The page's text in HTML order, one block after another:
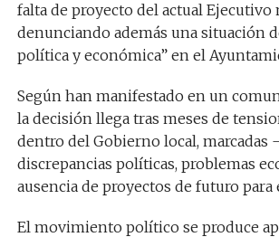
falta de proyecto del actual Ejecutivo
denunciando además una situación
política y económica” en el
Según han manifestado en un
la decisión llega tras meses de
dentro del Gobierno local,
discrepancias políticas, problemas
ausencia de proyectos de futuro
El movimiento político se produce